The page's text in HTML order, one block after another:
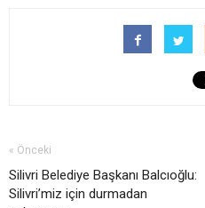
« Önceki
Silivri Belediye Başkanı Balcıoğlu:
Silivri’miz için durmadan